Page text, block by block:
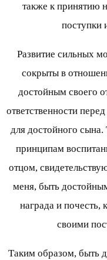
также к принятию
поступки
Развитие сильных
сокрыты в
достойным своего
ответственности
для достойного
принципам
отцом,
меня, быть
награда и почесть,
своими
Таким образом, быть